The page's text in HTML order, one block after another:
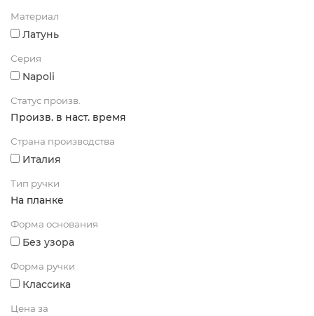
Материал
Латунь
Серия
Napoli
Статус произв.
Произв. в наст. время
Страна производства
Италия
Тип ручки
На планке
Форма основания
Без узора
Форма ручки
Классика
Цена за